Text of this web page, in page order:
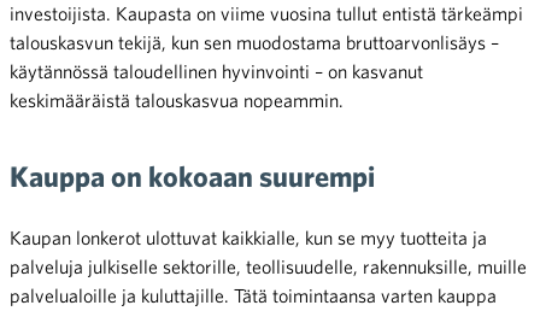
investoijista. Kaupasta on viime vuosina tullut entistä tärkeämpi
talouskasvun tekijä, kun sen muodostama bruttoarvonlisäys –
käytännössä taloudellinen hyvinvointi – on kasvanut
keskimääräistä talouskasvua nopeammin.
Kauppa on kokoaan suurempi
Kaupan lonkerot ulottuvat kaikkialle, kun se myy tuotteita ja
palveluja julkiselle sektorille, teollisuudelle, rakennuksille, muille
palvelualoille ja kuluttajille. Tätä toimintaansa varten kauppa